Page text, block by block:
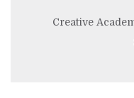
Creative